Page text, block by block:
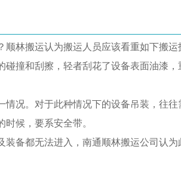
林搬运认为搬运人员应该看重如下搬运
撞和刮擦，轻者刮花了设备表面油漆，
况。对于此种情况下的设备吊装，往往
候，要系安全带。
备都无法进入，南通顺林搬运公司认为